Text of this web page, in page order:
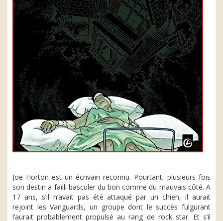
Joe Horton est un écrivain reconnu. Pourtant, plusieurs fois
son destin a failli basculer du bon comme du mauvais côté. A
17 ans, s’il n’avait pas été attaqué par un chien, il aurait
rejoint les Vanguards, un groupe dont le succès fulgurant
l’aurait probablement propulsé au rang de rock star. Et s’il